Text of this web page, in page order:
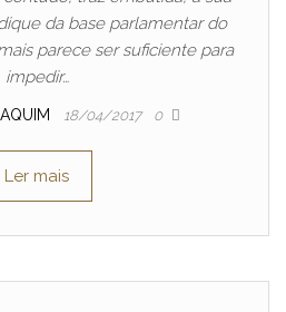
da base parlamentar do
parece ser suficiente para
impedir…
18/04/2017 0
Ler mais